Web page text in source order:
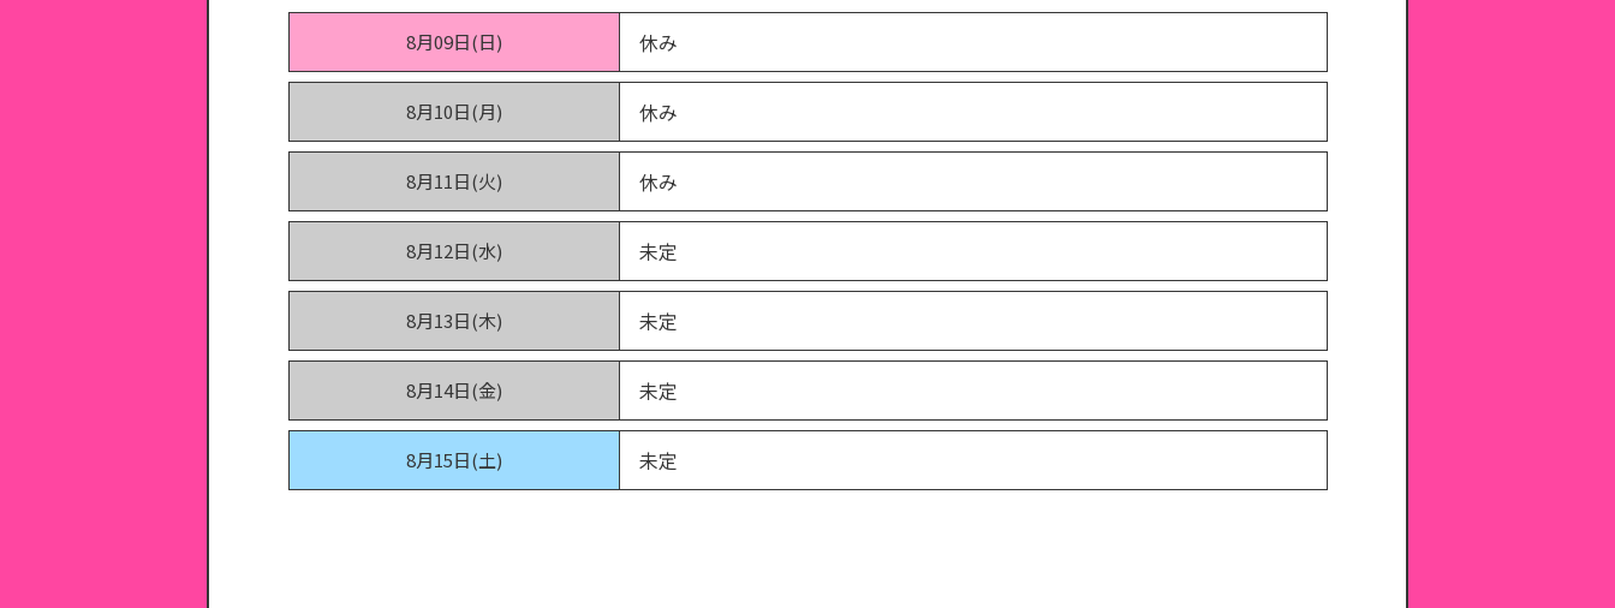
8月09日(日) 休み
8月10日(月) 休み
8月11日(火) 休み
8月12日(水) 未定
8月13日(木) 未定
8月14日(金) 未定
8月15日(土) 未定